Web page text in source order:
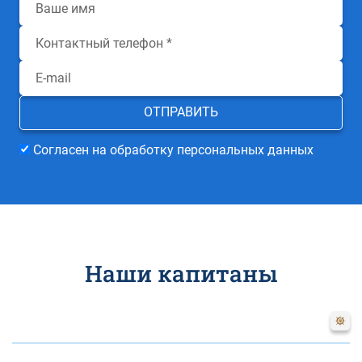
Согласен на обработку персональных данных
Наши капитаны